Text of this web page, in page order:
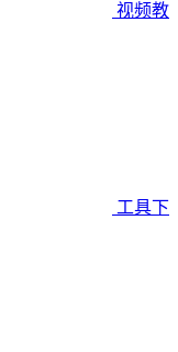
视频教
工具下